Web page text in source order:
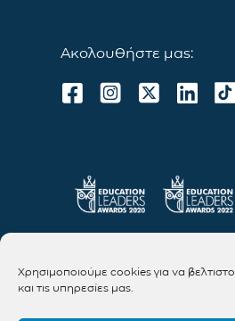
Χρησιμοποιούμε cookies για να
και τις υπηρεσίες μας.
Ακολουθήστε μας: